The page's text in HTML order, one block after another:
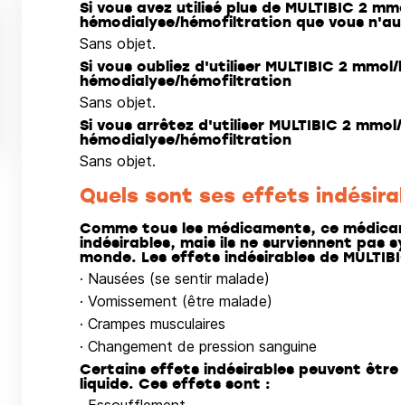
Si vous avez utilisé plus de MULTIBIC 2
hémodialyse/hémofiltration que vous
Sans objet.
Si vous oubliez d'utiliser MULTIBIC 2
hémodialyse/hémofiltration
Sans objet.
Si vous arrêtez d'utiliser MULTIBIC 2
hémodialyse/hémofiltration
Sans objet.
Quels sont ses effets
Comme tous les médicaments, ce
indésirables, mais ils ne surviennent pas
monde. Les effets indésirables de
· Nausées (se sentir malade)
· Vomissement (être malade)
· Crampes musculaires
· Changement de pression sanguine
Certains effets indésirables peuvent
liquide. Ces effets sont :